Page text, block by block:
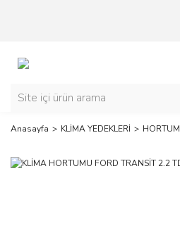
Anasayfa KLİMA YEDEKLERİ HORTUM